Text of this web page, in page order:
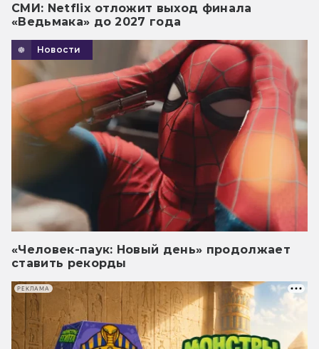
СМИ: Netflix отложит выход финала
«Ведьмака» до 2027 года
Новости
«Человек-паук: Новый день» продолжает
ставить рекорды
РЕКЛАМА